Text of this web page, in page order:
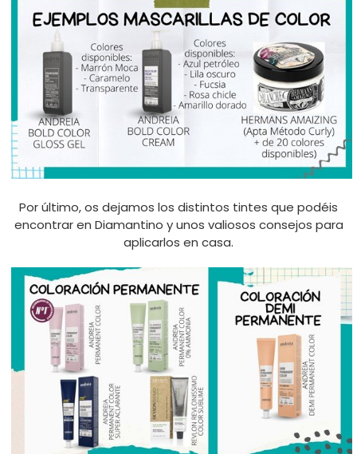
Por último, os dejamos los distintos tintes que podéis
encontrar en Diamantino y unos valiosos consejos para
aplicarlos en casa.